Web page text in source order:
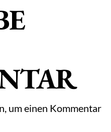
um einen Kommentar